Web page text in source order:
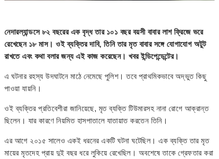
নেদারল্যান্ডসে ৮২ বছরের এক বৃদ্ধ তার ১০১ বছর বয়সী বাবার লাশ ফ্রিজে ভরে
রেখেছেন ১৮ মাস। ওই ব্যক্তির দাবি, তিনি তার মৃত বাবার সঙ্গে যোগাযোগ অটুট
রাখতে এবং কথা বলার জন্য এই কাজ করেছেন। খবর ইন্ডিপেন্ডেন্টের।
এ ঘটনার রহস্য উদঘাটনে মাঠে নেমেছে পুলিশ। তবে প্রাথমিকভাবে অদ্ভুত কিছু
পাওয়া যায়নি।
ওই ব্যক্তির প্রতিবেশীরা জানিয়েছে, মৃত ব্যক্তি টিউমারসহ নানা রোগে আক্রান্ত
ছিলেন। যার কারণে নিয়মিত হাসপাতালে যাতায়াত করতেন তিনি।
এর আগে ২০১৫ সালেও একই ধরনের একটি ঘটনা ঘটেছিল। এক ব্যক্তি তার মৃত
মায়ের মৃতদেহ প্রায় দুই বছর ধরে লুকিয়ে রেখেছিল। অবশেষে তাকে গ্রেফতার করা